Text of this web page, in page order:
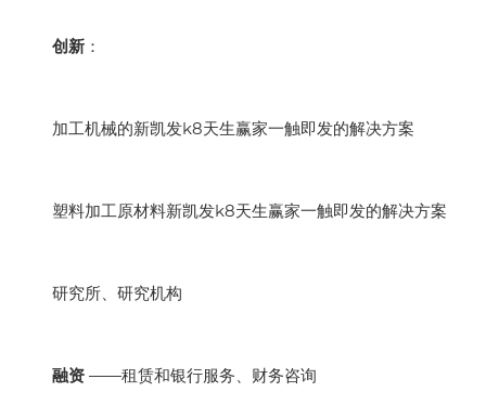
创新 ：
加工机械的新凯发k8天生赢家一触即发的解决方案
塑料加工原材料新凯发k8天生赢家一触即发的解决方案
研究所、研究机构
融资 ——租赁和银行服务、财务咨询